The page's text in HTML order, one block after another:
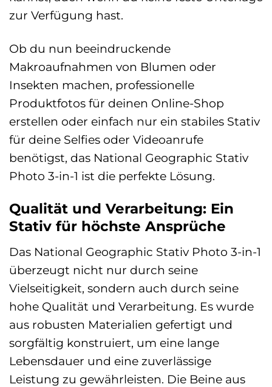
zur Verfügung hast.
Ob du nun beeindruckende
Makroaufnahmen von Blumen oder
Insekten machen, professionelle
Produktfotos für deinen Online-Shop
erstellen oder einfach nur ein stabiles Stativ
für deine Selfies oder Videoanrufe
benötigst, das National Geographic Stativ
Photo 3-in-1 ist die perfekte Lösung.
Qualität und Verarbeitung: Ein
Stativ für höchste Ansprüche
Das National Geographic Stativ Photo 3-in-1
überzeugt nicht nur durch seine
Vielseitigkeit, sondern auch durch seine
hohe Qualität und Verarbeitung. Es wurde
aus robusten Materialien gefertigt und
sorgfältig konstruiert, um eine lange
Lebensdauer und eine zuverlässige
Leistung zu gewährleisten. Die Beine aus